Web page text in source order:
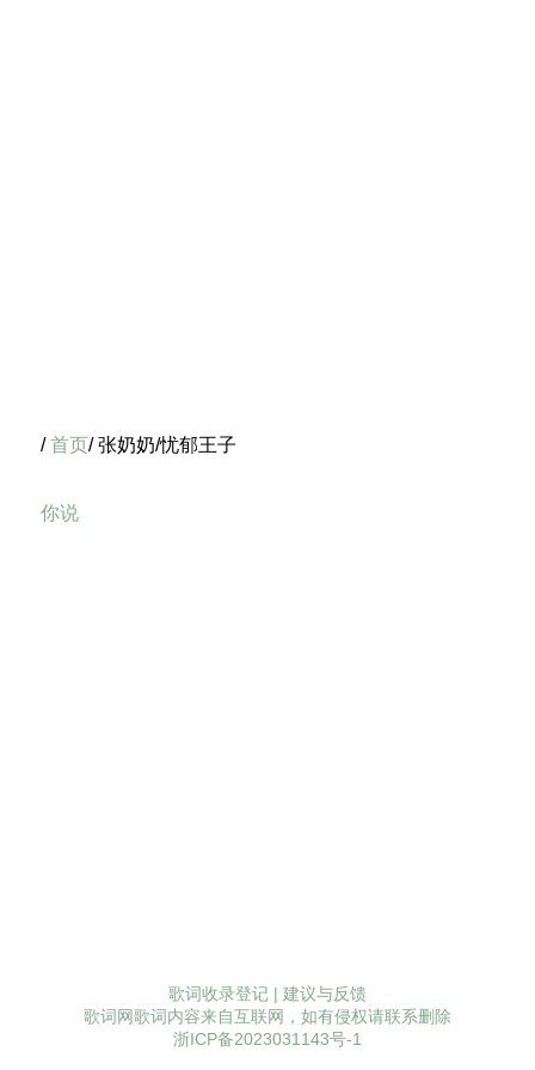
/首页/ 张奶奶/忧郁王子
你说
歌词收录登记 | 建议与反馈
歌词网歌词内容来自互联网，如有侵权请联系删除
浙ICP备2023031143号-1